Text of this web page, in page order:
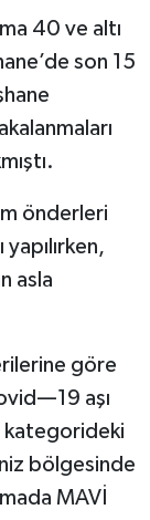
40 ve altı
son 15
önderleri
asla
göre
aşı
kategorideki
bölgesinde
MAVİ